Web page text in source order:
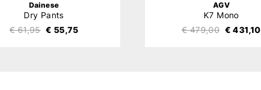
Dainese
Dry Pants
€ 61,95 € 55,75
AGV
K7 Mono
€ 479,00 € 431,10